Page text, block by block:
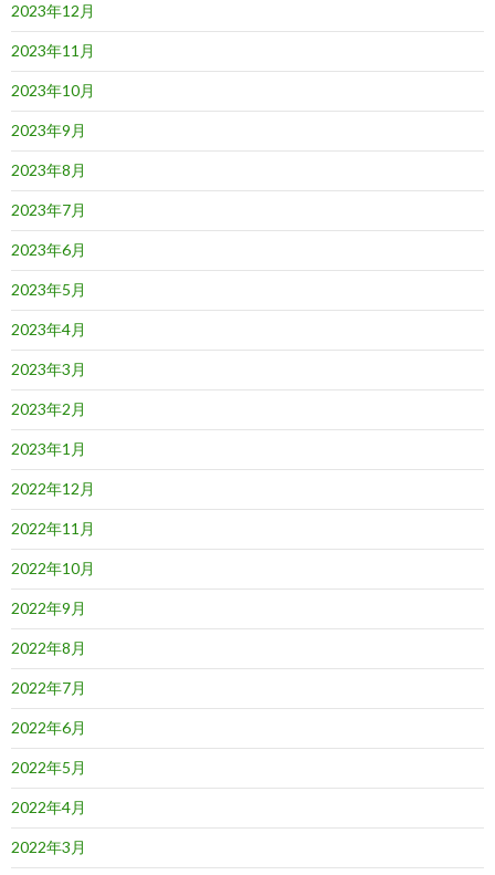
2023年12月
2023年11月
2023年10月
2023年9月
2023年8月
2023年7月
2023年6月
2023年5月
2023年4月
2023年3月
2023年2月
2023年1月
2022年12月
2022年11月
2022年10月
2022年9月
2022年8月
2022年7月
2022年6月
2022年5月
2022年4月
2022年3月